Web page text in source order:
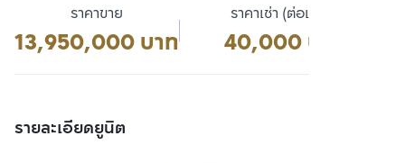
ราคาขาย
13,950,000 บาท
ราคาเช่า (ต่อเดือน)
40,000 บาท
รายละเอียดยูนิต